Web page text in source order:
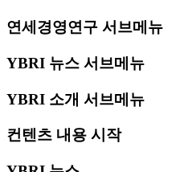
연세경영연구 서브메뉴
YBRI 뉴스 서브메뉴
YBRI 소개 서브메뉴
컨텐츠 내용 시작